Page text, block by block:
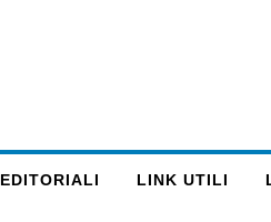
EDITORIALI LINK UTILI